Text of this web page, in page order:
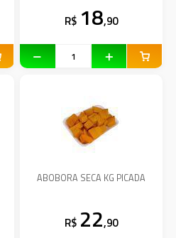
R$ 18,90
ABOBORA SECA KG PICADA
R$ 22,90